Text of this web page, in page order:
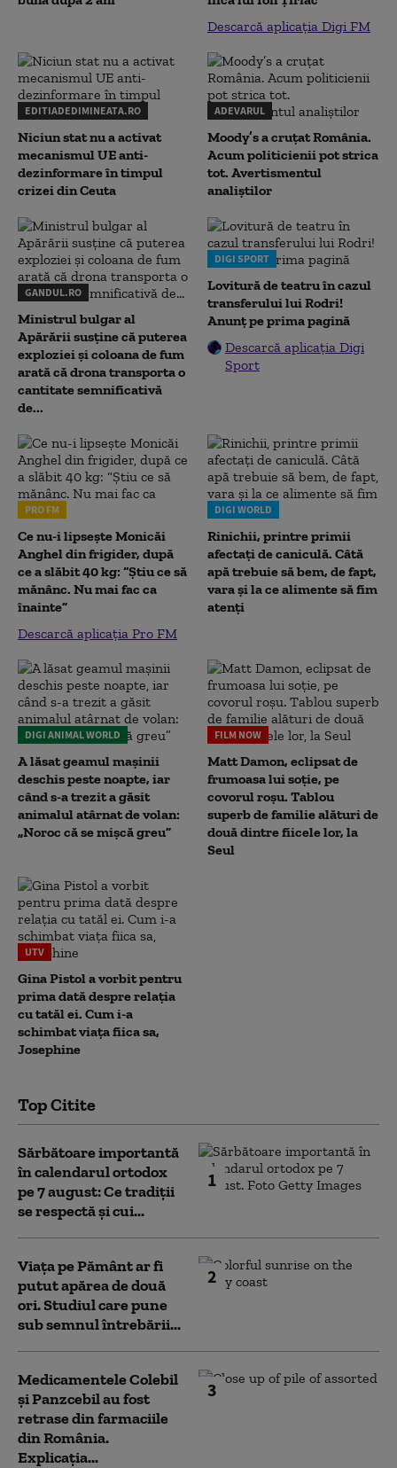
Descarcă aplicația Digi FM
EDITIADEDIMINEATA.RO
Niciun stat nu a activat
mecanismul UE anti-
dezinformare în timpul
crizei din Ceuta
ADEVARUL
Moody’s a cruțat România.
Acum politicienii pot strica
tot. Avertismentul
analiștilor
GANDUL.RO
Ministrul bulgar al
Apărării susține că puterea
exploziei și coloana de fum
arată că drona transporta o
cantitate semnificativă
de...
DIGI SPORT
Lovitură de teatru în cazul
transferului lui Rodri!
Anunț pe prima pagină
Descarcă aplicația Digi
Sport
PRO FM
Ce nu-i lipsește Monicăi
Anghel din frigider, după
ce a slăbit 40 kg: “Știu ce să
mănânc. Nu mai fac ca
înainte”
Descarcă aplicația Pro FM
DIGI WORLD
Rinichii, printre primii
afectați de caniculă. Câtă
apă trebuie să bem, de fapt,
vara și la ce alimente să fim
atenți
DIGI ANIMAL WORLD
A lăsat geamul mașinii
deschis peste noapte, iar
când s-a trezit a găsit
animalul atârnat de volan:
„Noroc că se mișcă greu”
FILM NOW
Matt Damon, eclipsat de
frumoasa lui soție, pe
covorul roșu. Tablou
superb de familie alături de
două dintre fiicele lor, la
Seul
UTV
Gina Pistol a vorbit pentru
prima dată despre relația
cu tatăl ei. Cum i-a
schimbat viața fiica sa,
Josephine
Top Citite
1
Sărbătoare importantă
în calendarul ortodox
pe 7 august: Ce tradiții
se respectă și cui...
2
Viața pe Pământ ar fi
putut apărea de două
ori. Studiul care pune
sub semnul întrebării...
3
Medicamentele Colebil
și Panzcebil au fost
retrase din farmaciile
din România.
Explicația...